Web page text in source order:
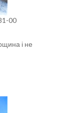
00
і не